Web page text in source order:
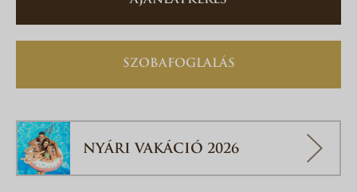
SZOBAFOGLALÁS
NYÁRI VAKÁCIÓ 2026